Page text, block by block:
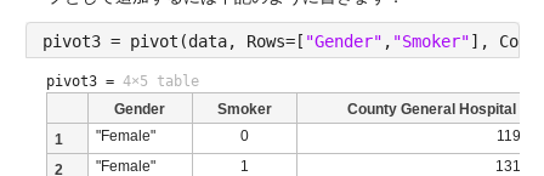
pivot3 = pivot(data, Rows=[ "Gender" , "Smoker"],
pivot3 = 4×5 table
Gender
Smoker
County General Hospital
1
"Female" 0
2
"Female" 1